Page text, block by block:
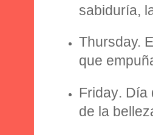
sabiduría,
Thursday.
que
Friday. Día
de la